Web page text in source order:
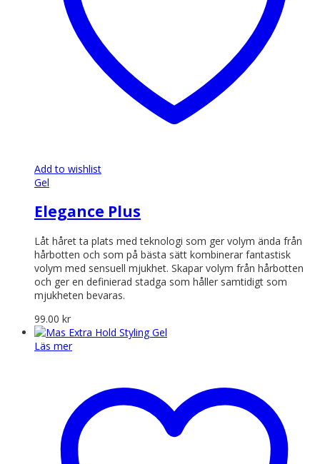
Add to wishlist
Gel
Elegance Plus
Låt håret ta plats med teknologi som ger volym ända från
hårbotten och som på bästa sätt kombinerar fantastisk
volym med sensuell mjukhet. Skapar volym från hårbotten
och ger en definierad stadga som håller samtidigt som
mjukheten bevaras.
99.00 kr
Läs mer